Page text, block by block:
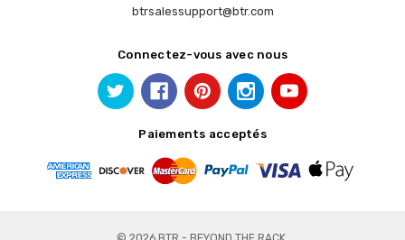
btrsalessupport@btr.com
Connectez-vous avec nous
Paiements acceptés